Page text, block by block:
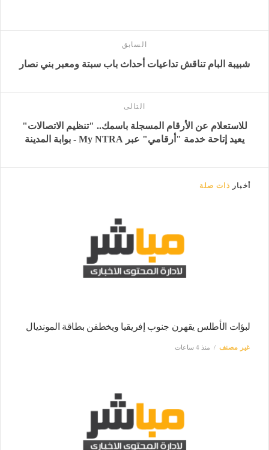
السابق
شبيبة البام تناقش تداعيات أحداث باب سبتة ومعبر بني نصار
التالى
للاستعلام عن الأرقام المسجلة باسمك.. "تنظيم الاتصالات"
يعيد إتاحة خدمة "أرقامي" عبر My NTRA - بوابة المدينة
أخبار ذات صلة
لبؤات الأطلس يقهرن جنوب إفريقيا ويخطفن بطاقة المونديال
غير مصنف منذ 4 ساعات